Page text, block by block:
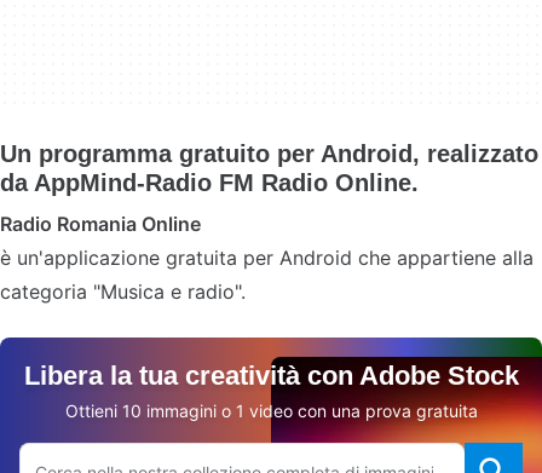
Un programma gratuito per Android, realizzato
da AppMind-Radio FM Radio Online.
Radio Romania Online
è un'applicazione gratuita per Android che appartiene alla
categoria "Musica e radio".
Libera la tua creatività con Adobe Stock
Ottieni 10 immagini o 1 video con una prova gratuita
Cerca sul sito Adobe.com